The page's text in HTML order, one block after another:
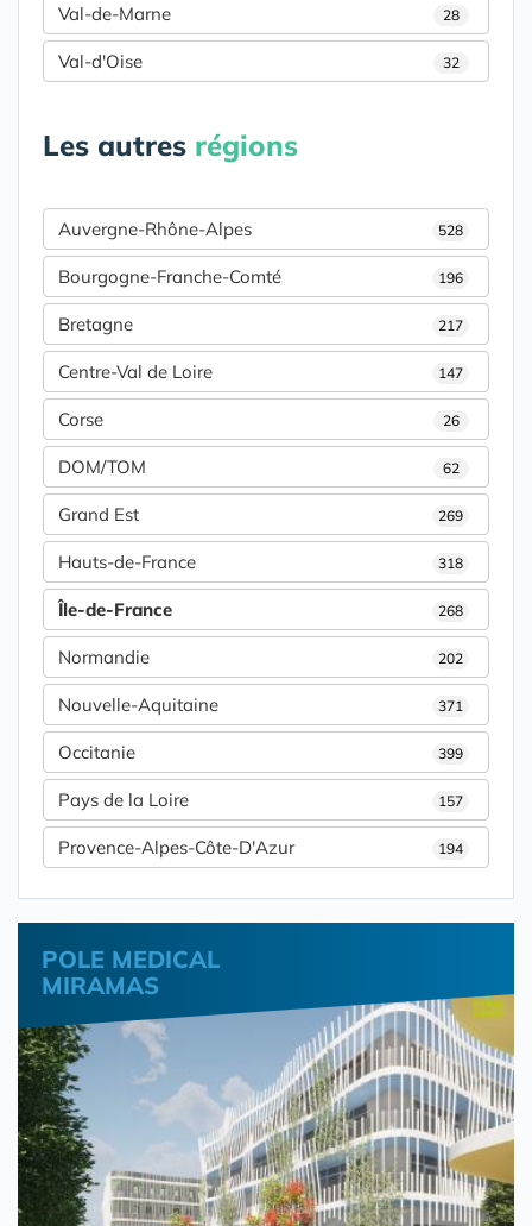
Val-de-Marne 28
Val-d'Oise 32
Les autres régions
Auvergne-Rhône-Alpes 528
Bourgogne-Franche-Comté 196
Bretagne 217
Centre-Val de Loire 147
Corse 26
DOM/TOM 62
Grand Est 269
Hauts-de-France 318
Île-de-France 268
Normandie 202
Nouvelle-Aquitaine 371
Occitanie 399
Pays de la Loire 157
Provence-Alpes-Côte-D'Azur 194
POLE MEDICAL
MIRAMAS